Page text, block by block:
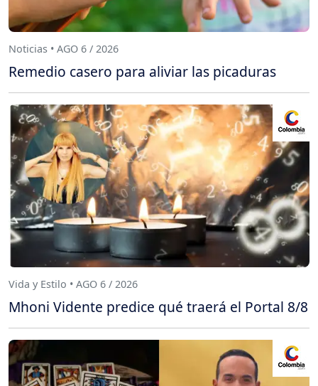
Noticias • AGO 6 / 2026
Remedio casero para aliviar las picaduras
Vida y Estilo • AGO 6 / 2026
Mhoni Vidente predice qué traerá el Portal 8/8